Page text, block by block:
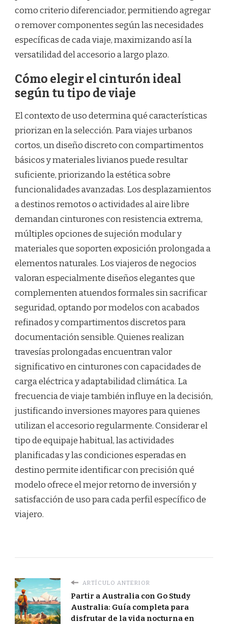
como criterio diferenciador, permitiendo agregar
o remover componentes según las necesidades
específicas de cada viaje, maximizando así la
versatilidad del accesorio a largo plazo.
Cómo elegir el cinturón ideal
según tu tipo de viaje
El contexto de uso determina qué características
priorizan en la selección. Para viajes urbanos
cortos, un diseño discreto con compartimentos
básicos y materiales livianos puede resultar
suficiente, priorizando la estética sobre
funcionalidades avanzadas. Los desplazamientos
a destinos remotos o actividades al aire libre
demandan cinturones con resistencia extrema,
múltiples opciones de sujeción modular y
materiales que soporten exposición prolongada a
elementos naturales. Los viajeros de negocios
valoran especialmente diseños elegantes que
complementen atuendos formales sin sacrificar
seguridad, optando por modelos con acabados
refinados y compartimentos discretos para
documentación sensible. Quienes realizan
travesías prolongadas encuentran valor
significativo en cinturones con capacidades de
carga eléctrica y adaptabilidad climática. La
frecuencia de viaje también influye en la decisión,
justificando inversiones mayores para quienes
utilizan el accesorio regularmente. Considerar el
tipo de equipaje habitual, las actividades
planificadas y las condiciones esperadas en
destino permite identificar con precisión qué
modelo ofrece el mejor retorno de inversión y
satisfacción de uso para cada perfil específico de
viajero.
ARTÍCULO ANTERIOR
Partir a Australia con Go Study
Australia: Guía completa para
disfrutar de la vida nocturna en